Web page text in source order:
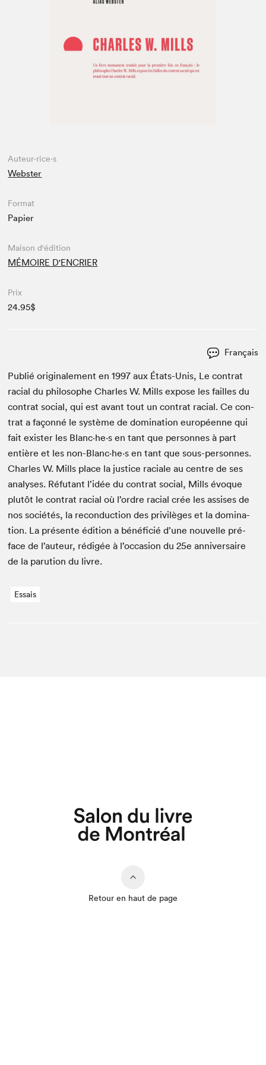
Espace médias
Auteur·rice·s
Webster
Format
Papier
Maison d'édition
MÉMOIRE D'ENCRIER
Prix
24.95$
Français
Pub­lié orig­i­nale­ment en1997 aux États-Unis, Le con­trat
racial du philosophe Charles W. Mills expose les failles du
con­trat social, qui est avant tout un con­trat racial. Ce con­
trat a façon­né le sys­tème de dom­i­na­tion européenne qui
fait exis­ter les Blanc·he·s en tant que per­son­nes à part
entière et les non-Blanc·he·s en tant que sous-per­son­nes.
Charles W. Mills place la jus­tice raciale au cen­tre de ses
analy­ses. Réfu­tant l’idée du con­trat social, Mills évoque
plutôt le con­trat racial où l’ordre racial crée les assis­es de
nos sociétés, la recon­duc­tion des priv­ilèges et la dom­i­na­
tion. La présente édi­tion a béné­fi­cié d’une nou­velle pré­
face de l’auteur, rédigée à l’occasion du25e anniver­saire
de la paru­tion du livre.
Essais
Retour en haut de page